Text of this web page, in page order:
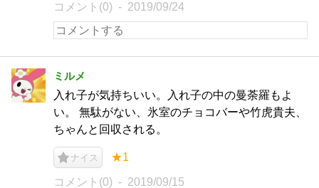
コメント(0) 2019/09/24
ミルメ
入れ子が気持ちいい。入れ子の中の曼荼羅もよ
い。 無駄がない、氷室のチョコバーや竹虎貴夫、
ちゃんと回収される。
ナイス ★1
コメント(0) 2019/09/15